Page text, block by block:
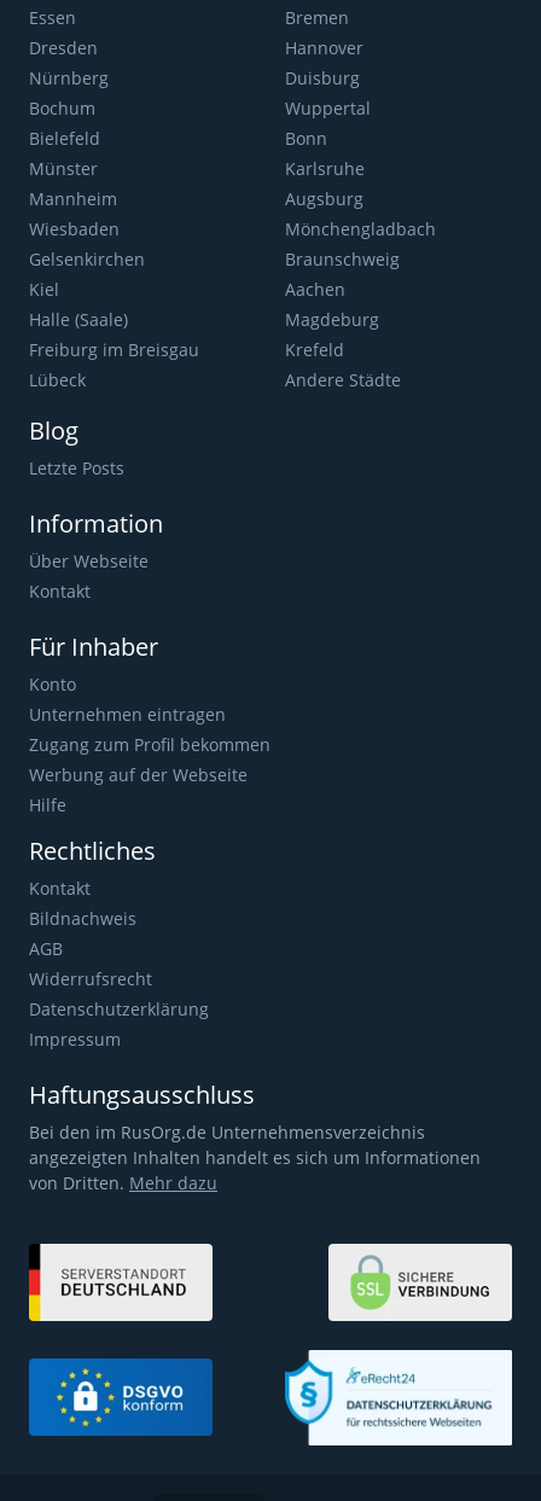
Essen
Bremen
Dresden
Hannover
Nürnberg
Duisburg
Bochum
Wuppertal
Bielefeld
Bonn
Münster
Karlsruhe
Mannheim
Augsburg
Wiesbaden
Mönchengladbach
Gelsenkirchen
Braunschweig
Kiel
Aachen
Halle (Saale)
Magdeburg
Freiburg im Breisgau
Krefeld
Lübeck
Andere Städte
Blog
Letzte Posts
Information
Über Webseite
Kontakt
Für Inhaber
Konto
Unternehmen eintragen
Zugang zum Profil bekommen
Werbung auf der Webseite
Hilfe
Rechtliches
Kontakt
Bildnachweis
AGB
Widerrufsrecht
Datenschutzerklärung
Impressum
Haftungsausschluss
Bei den im RusOrg.de Unternehmensverzeichnis
angezeigten Inhalten handelt es sich um Informationen
von Dritten. Mehr dazu